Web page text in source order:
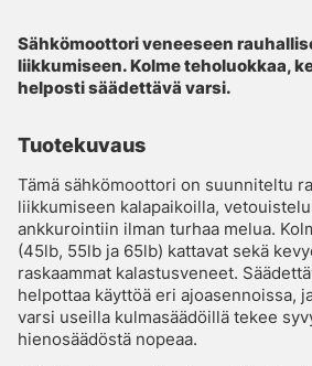
Sähkömoottori veneeseen
liikkumiseen. Kolme teholuokkaa,
helposti säädettävä varsi.
Tuotekuvaus
Tämä sähkömoottori on suunniteltu
liikkumiseen kalapaikoilla,
ankkurointiin ilman turhaa melua.
(45lb, 55lb ja 65lb) kattavat sekä
raskaammat kalastusveneet.
helpottaa käyttöä eri ajoasennoissa,
varsi useilla kulmasäädöillä tekee
hienosäädöstä nopeaa.